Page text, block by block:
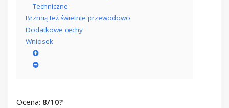
Techniczne
Brzmią też świetnie przewodowo
Dodatkowe cechy
Wniosek
Ocena: 8/10?